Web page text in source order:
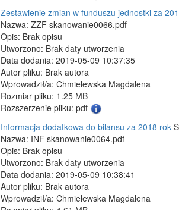
Zestawienie zmian w funduszu jednostki za
Nazwa: ZZF skanowanie0066.pdf
Opis: Brak opisu
Utworzono: Brak daty utworzenia
Data dodania: 2019-05-09 10:37:35
Autor pliku: Brak autora
Wprowadził/a: Chmielewska Magdalena
Rozmiar pliku: 1.25 MB
Rozszerzenie pliku: pdf
Informacja dodatkowa do bilansu za 2018 rok
Nazwa: INF skanowanie0064.pdf
Opis: Brak opisu
Utworzono: Brak daty utworzenia
Data dodania: 2019-05-09 10:38:41
Autor pliku: Brak autora
Wprowadził/a: Chmielewska Magdalena